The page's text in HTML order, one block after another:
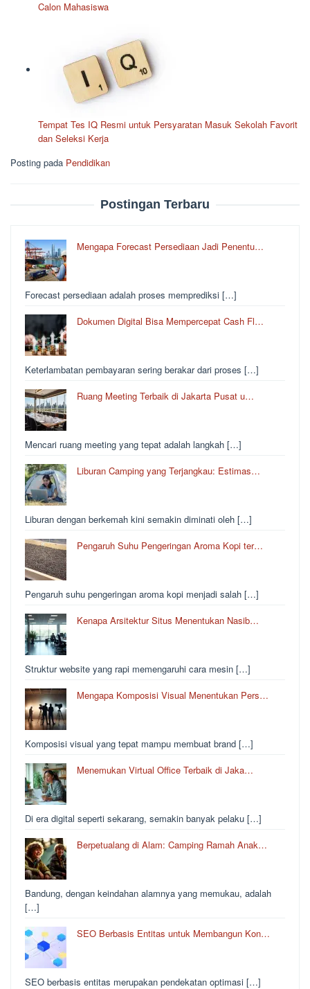
Calon Mahasiswa
Tempat Tes IQ Resmi untuk Persyaratan Masuk Sekolah Favorit
dan Seleksi Kerja
Posting pada Pendidikan
Postingan Terbaru
Mengapa Forecast Persediaan Jadi Penentu…
Forecast persediaan adalah proses memprediksi […]
Dokumen Digital Bisa Mempercepat Cash Fl…
Keterlambatan pembayaran sering berakar dari proses […]
Ruang Meeting Terbaik di Jakarta Pusat u…
Mencari ruang meeting yang tepat adalah langkah […]
Liburan Camping yang Terjangkau: Estimas…
Liburan dengan berkemah kini semakin diminati oleh […]
Pengaruh Suhu Pengeringan Aroma Kopi ter…
Pengaruh suhu pengeringan aroma kopi menjadi salah […]
Kenapa Arsitektur Situs Menentukan Nasib…
Struktur website yang rapi memengaruhi cara mesin […]
Mengapa Komposisi Visual Menentukan Pers…
Komposisi visual yang tepat mampu membuat brand […]
Menemukan Virtual Office Terbaik di Jaka…
Di era digital seperti sekarang, semakin banyak pelaku […]
Berpetualang di Alam: Camping Ramah Anak…
Bandung, dengan keindahan alamnya yang memukau, adalah
[…]
SEO Berbasis Entitas untuk Membangun Kon…
SEO berbasis entitas merupakan pendekatan optimasi […]